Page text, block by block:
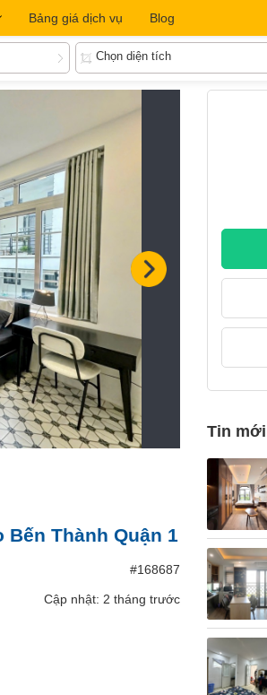
Bảng giá dịch vụ Blog
Chọn diện tích
Bến Thành Quận 1
#168687
Cập nhật: 2 tháng trước
Tin